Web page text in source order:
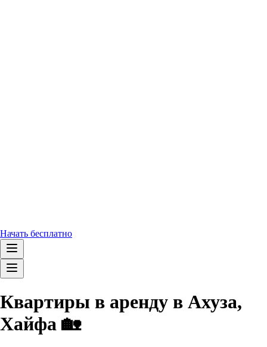
Начать бесплатно
Квартиры в аренду в Ахуза,
Хайфа 🏡